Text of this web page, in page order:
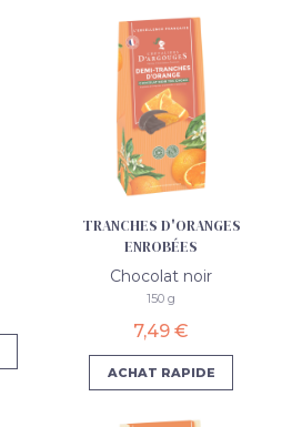
TRANCHES D'ORANGES
ENROBÉES
Chocolat noir
150 g
7,49 €
ACHAT RAPIDE